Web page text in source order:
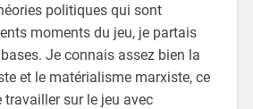
politiques qui sont
moments du jeu, je partais
Je connais assez bien la
et le matérialisme marxiste, ce
travailler sur le jeu avec